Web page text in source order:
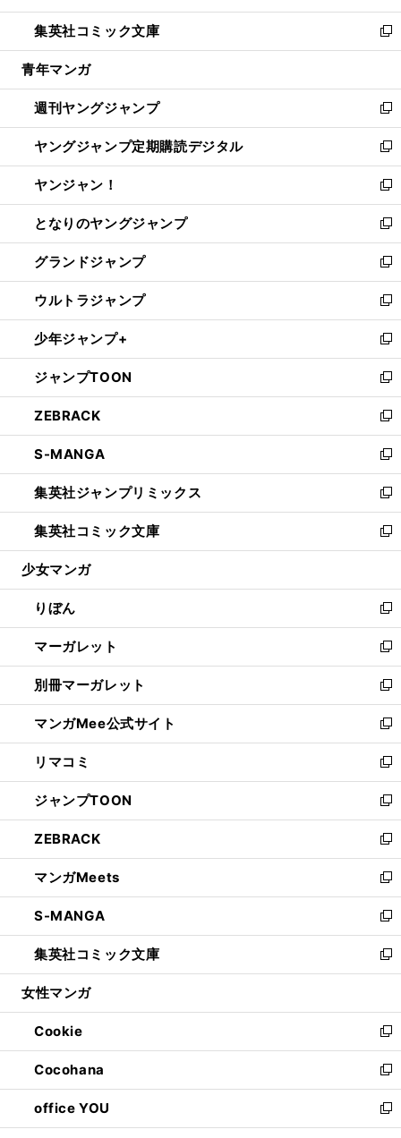
開
く
ウ
で
開
ン
ド
ウ
開
く
ウ
ィ
ン
ウ
で
開
く
し
い
ウ
ン
ド
ウ
で
開
く
集英社コミック文庫
新
し
ウ
ィ
ン
ド
ウ
で
開
く
青年マンガ
週刊ヤングジャンプ
新
し
い
ウ
ィ
ン
ド
ウ
で
開
く
ヤングジャンプ定期購読デジタル
新
し
い
ウ
ィ
ン
ド
ウ
で
開
く
ヤンジャン！
新
し
い
ウ
ィ
ン
ド
ウ
で
開
く
となりのヤングジャンプ
新
し
い
ウ
ィ
ン
ド
ウ
で
開
く
グランドジャンプ
新
し
い
ウ
ィ
ン
ド
ウ
で
開
く
ウルトラジャンプ
新
し
い
ウ
ィ
ン
ド
ウ
で
開
く
少年ジャンプ+
新
し
い
ウ
ィ
ン
ド
ウ
で
開
く
ジャンプTOON
新
し
い
ウ
ィ
ン
ド
ウ
で
開
ZEBRACK
新
し
い
ウ
ィ
ン
ド
ウ
開
く
S-MANGA
新
し
い
ウ
ィ
ン
ウ
で
開
く
集英社ジャンプリミックス
新
し
い
ウ
ン
ド
ウ
で
開
く
集英社コミック文庫
新
し
ウ
ィ
ン
ド
ウ
で
開
く
少女マンガ
りぼん
新
し
い
ウ
ィ
ン
ド
ウ
で
開
く
マーガレット
新
し
い
ウ
ィ
ン
ド
ウ
で
開
く
別冊マーガレット
新
し
い
ウ
ィ
ン
ド
ウ
で
開
く
マンガMee公式サイト
新
し
い
ウ
ィ
ン
ド
ウ
で
開
く
リマコミ
新
し
い
ウ
ィ
ン
ド
ウ
で
開
く
ジャンプTOON
新
し
い
ウ
ィ
ン
ド
ウ
で
開
ZEBRACK
新
し
い
ウ
ィ
ン
ド
ウ
開
く
マンガMeets
新
し
い
ウ
ィ
ン
ウ
で
開
く
S-MANGA
新
し
い
ウ
ン
ド
ウ
で
開
く
集英社コミック文庫
新
し
ウ
ィ
ン
ド
ウ
で
開
女性マンガ
Cookie
新
し
い
ウ
ィ
ン
Cocohana
新
し
い
ウ
office YOU
新
し